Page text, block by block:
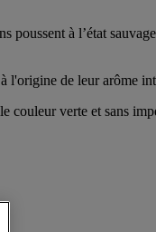
à l’état
l'origine de leur arôme
couleur verte et sans